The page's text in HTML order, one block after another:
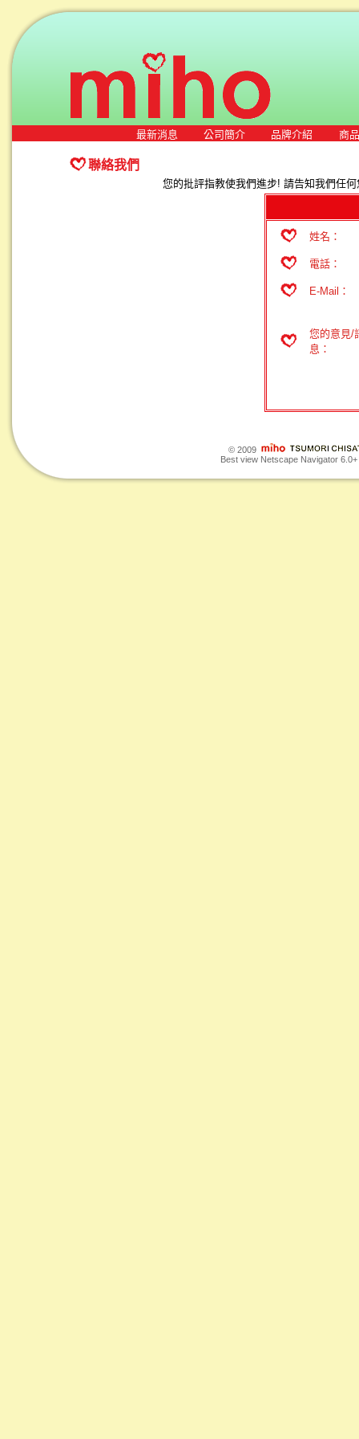
最新消息 公司簡介 品牌介紹 商
聯絡我們
您的批評指教使我們進步! 請告知我們任
姓名：
電話：
E-Mail：
您的意見/
息：
© 2009
Best view Netscape Navigator